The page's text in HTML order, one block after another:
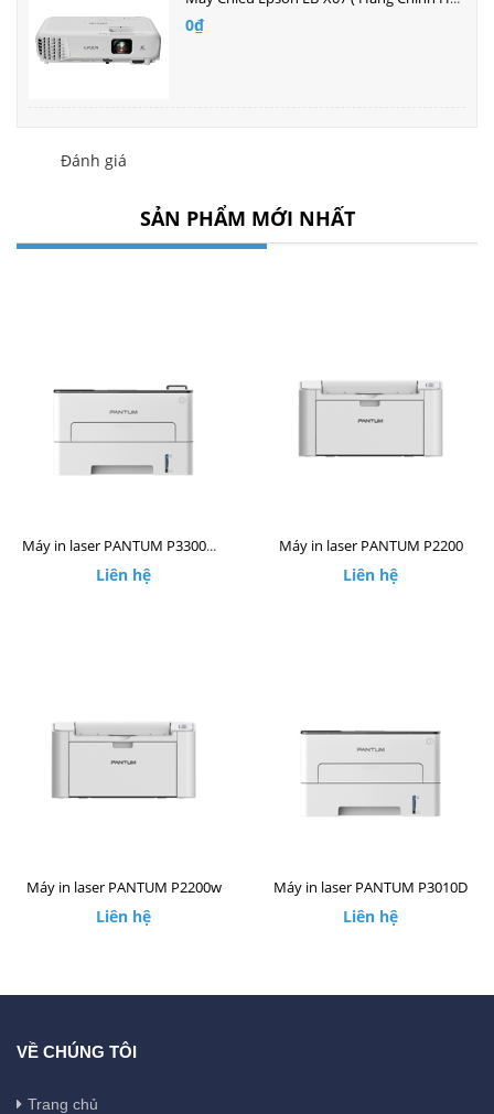
0₫
Đánh giá
SẢN PHẨM MỚI NHẤT
Máy in laser PANTUM P3300DW
Liên hệ
Máy in laser PANTUM P2200
Liên hệ
Máy in laser PANTUM P2200w
Liên hệ
Máy in laser PANTUM P3010D
Liên hệ
VỀ CHÚNG TÔI
Trang chủ